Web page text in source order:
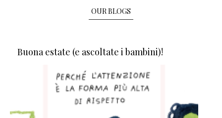
OUR BLOGS
Buona estate (e ascoltate i bambini)!